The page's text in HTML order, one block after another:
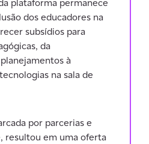
plataforma permanece
dos educadores na
subsídios para
da
à
na sala de
por parcerias e
resultou em uma oferta